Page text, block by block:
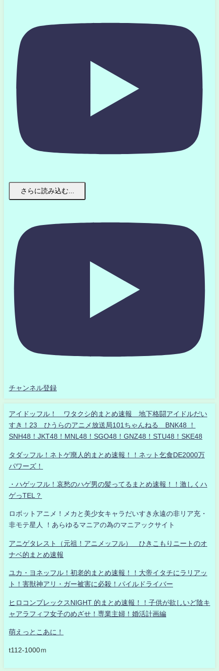
さらに読み込む...
チャンネル登録
アイドッフル！ ワタクシ的まとめ速報 地下格闘アイドルだい
すき！23 ひうらのアニメ放送局101ちゃんねる BNK48 ！
SNH48！JKT48！MNL48！SGO48！GNZ48！STU48！SKE48
タダッフル！ネトゲ廃人的まとめ速報！！ネット乞食DE2000万
パワーズ！
・ハゲッフル！哀愁のハゲ男の髪ってるまとめ速報！！激しくハ
ゲっTEL？
ロボットアニメ！メカと美少女キャラだいすき永遠の非リア充・
非モテ星人 ！あらゆるマニアの為のマニアックサイト
アニゲタレスト（元祖！アニメッフル） ひきこもりニートのオ
ナベ的まとめ速報
ユカ・ヨネッフル！初老的まとめ速報！！大帝イタチにラリアッ
ト！害獣神アリ・ガー被害に必殺！パイルドライバー
ヒロコンプレックスNIGHT 的まとめ速報！！子供が欲しいど陰キ
ャアラフィフ女子のめざせ！専業主婦！婚活計画編
萌えっとこあに！
t112-1000ｍ